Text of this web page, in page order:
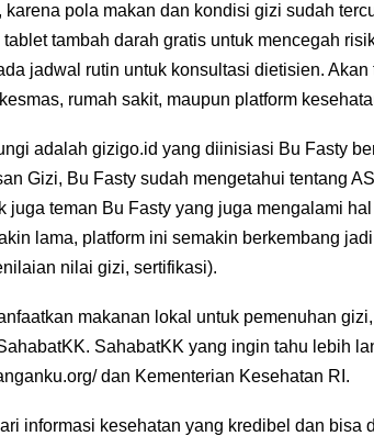
pola makan dan kondisi gizi sudah
tambah darah gratis untuk mencegah
jadwal rutin untuk konsultasi dietisien.
rumah sakit, maupun platform
adalah gizigo.id yang diinisiasi Bu Fasty
Gizi, Bu Fasty sudah mengetahui tentang
teman Bu Fasty yang juga mengalami
lama, platform ini semakin berkembang
nilai gizi, sertifikasi).
makanan lokal untuk pemenuhan
SahabatKK yang ingin tahu lebih
dan Kementerian Kesehatan RI.
informasi kesehatan yang kredibel dan